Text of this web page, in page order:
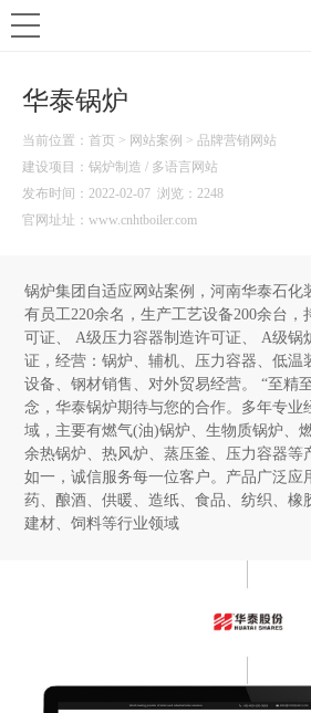
华泰锅炉
当前位置： 首页 > 网站案例 > 品牌营销网站
建设项目：锅炉制造 / 多语言网站
发布时间： 2022-02-07 浏览：2248
官网址址： www.cnhtboiler.com
锅炉集团自适应网站案例，河南华泰石化
有员工220余名，生产工艺设备200余台
可证、 A级压力容器制造许可证、 A级锅
证，经营：锅炉、辅机、压力容器、低温
设备、钢材销售、对外贸易经营。 “至精
念，华泰锅炉期待与您的合作。多年专业
域，主要有燃气(油)锅炉、生物质锅炉、
余热锅炉、热风炉、蒸压釜、压力容器等
如一，诚信服务每一位客户。产品广泛应
药、酿酒、供暖、造纸、食品、纺织、橡
建材、饲料等行业领域